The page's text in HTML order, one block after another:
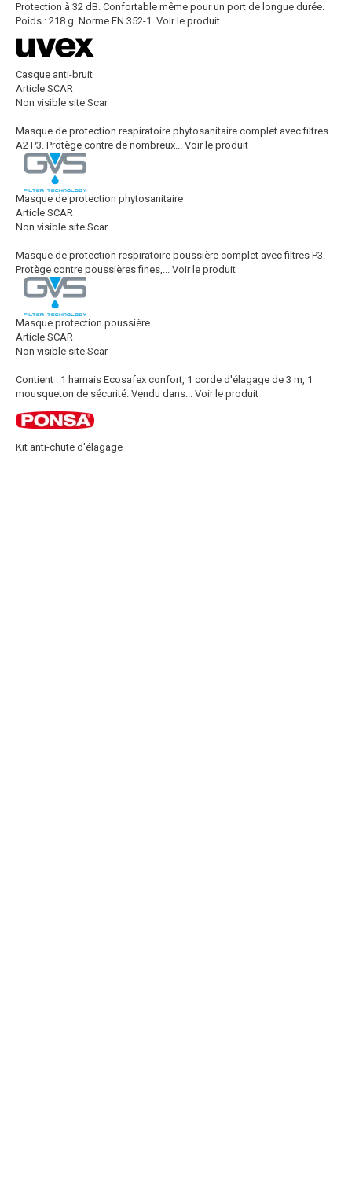
Protection à 32 dB. Confortable même pour un port de longue durée.
Poids : 218 g. Norme EN 352-1. Voir le produit
Casque anti-bruit
Article SCAR
Non visible site Scar
Masque de protection respiratoire phytosanitaire complet avec filtres
A2 P3. Protège contre de nombreux... Voir le produit
Masque de protection phytosanitaire
Article SCAR
Non visible site Scar
Masque de protection respiratoire poussière complet avec filtres P3.
Protège contre poussières fines,... Voir le produit
Masque protection poussière
Article SCAR
Non visible site Scar
Contient : 1 harnais Ecosafex confort, 1 corde d'élagage de 3 m, 1
mousqueton de sécurité. Vendu dans... Voir le produit
Kit anti-chute d'élagage